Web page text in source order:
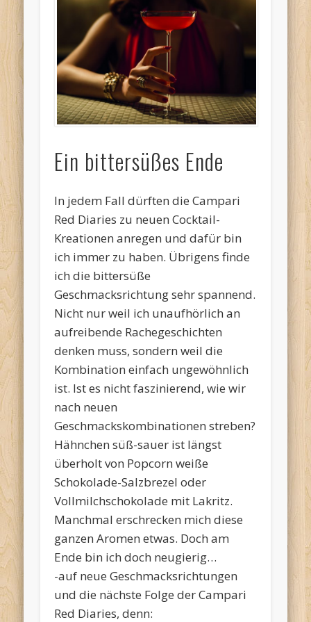
Ein bittersüßes Ende
In jedem Fall dürften die Campari
Red Diaries zu neuen Cocktail-
Kreationen anregen und dafür bin
ich immer zu haben. Übrigens finde
ich die bittersüße
Geschmacksrichtung sehr spannend.
Nicht nur weil ich unaufhörlich an
aufreibende Rachegeschichten
denken muss, sondern weil die
Kombination einfach ungewöhnlich
ist. Ist es nicht faszinierend, wie wir
nach neuen
Geschmackskombinationen streben?
Hähnchen süß-sauer ist längst
überholt von Popcorn weiße
Schokolade-Salzbrezel oder
Vollmilchschokolade mit Lakritz.
Manchmal erschrecken mich diese
ganzen Aromen etwas. Doch am
Ende bin ich doch neugierig…
-auf neue Geschmacksrichtungen
und die nächste Folge der Campari
Red Diaries, denn: